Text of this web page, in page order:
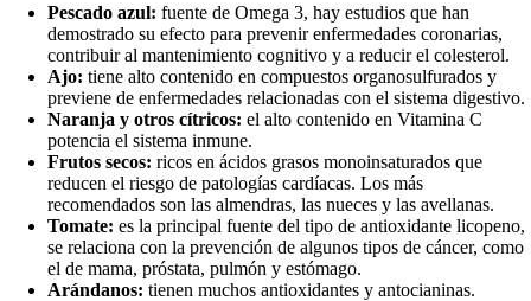
Pescado azul: fuente de Omega 3, hay estudios que han
demostrado su efecto para prevenir enfermedades coronarias,
contribuir al mantenimiento cognitivo y a reducir el colesterol.
Ajo: tiene alto contenido en compuestos organosulfurados y
previene de enfermedades relacionadas con el sistema digestivo.
Naranja y otros cítricos: el alto contenido en Vitamina C
potencia el sistema inmune.
Frutos secos: ricos en ácidos grasos monoinsaturados que
reducen el riesgo de patologías cardíacas. Los más
recomendados son las almendras, las nueces y las avellanas.
Tomate: es la principal fuente del tipo de antioxidante licopeno,
se relaciona con la prevención de algunos tipos de cáncer, como
el de mama, próstata, pulmón y estómago.
Arándanos: tienen muchos antioxidantes y antocianinas.